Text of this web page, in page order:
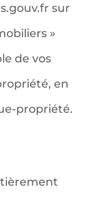
sur
»
de vos
en
propriété.